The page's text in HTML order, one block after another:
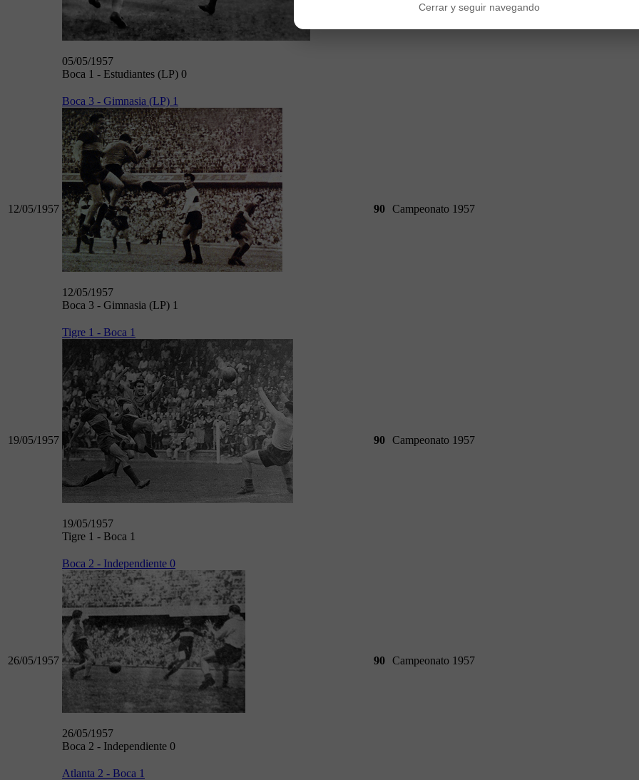
05/05/1957
Boca 1 - Estudiantes (LP) 0
12/05/1957
Boca 3 - Gimnasia (LP) 1
12/05/1957
Boca 3 - Gimnasia (LP) 1
90 Campeonato 1957
19/05/1957
Tigre 1 - Boca 1
19/05/1957
Tigre 1 - Boca 1
90 Campeonato 1957
26/05/1957
Boca 2 - Independiente 0
26/05/1957
Boca 2 - Independiente 0
90 Campeonato 1957
Atlanta 2 - Boca 1
Cerrar y seguir navegando